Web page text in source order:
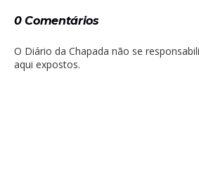
0 Comentários
O Diário da Chapada não se
aqui expostos.